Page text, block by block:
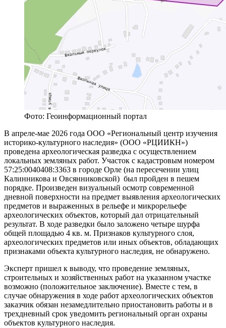
Фото: Геоинформационный портал
В апреле-мае 2026 года ООО «Региональный центр изучения
историко-культурного наследия» (ООО «РЦИИКН»)
проведена археологическая разведка с осуществлением
локальных земляных работ. Участок с кадастровым номером
57:25:0040408:3363 в городе Орле (на пересечении улиц
Калинникова и Овсянниковской) был пройден в пешем
порядке. Произведен визуальный осмотр современной
дневной поверхности на предмет выявления археологических
предметов и выраженных в рельефе и микрорельефе
археологических объектов, который дал отрицательный
результат. В ходе разведки было заложено четыре шурфа
общей площадью 4 кв. м. Признаков культурного слоя,
археологических предметов или иных объектов, обладающих
признаками объекта культурного наследия, не обнаружено.
Эксперт пришел к выводу, что проведение земляных,
строительных и хозяйственных работ на указанном участке
возможно (положительное заключение). Вместе с тем, в
случае обнаружения в ходе работ археологических объектов
заказчик обязан незамедлительно приостановить работы и в
трехдневный срок уведомить региональный орган охраны
объектов культурного наследия.